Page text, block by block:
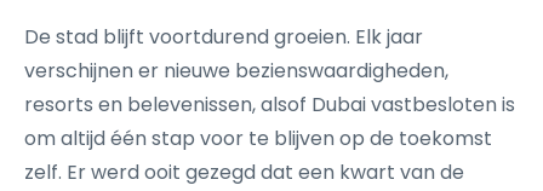
De stad blijft voortdurend groeien. Elk jaar
verschijnen er nieuwe bezienswaardigheden,
resorts en belevenissen, alsof Dubai vastbesloten is
om altijd één stap voor te blijven op de toekomst
zelf. Er werd ooit gezegd dat een kwart van de